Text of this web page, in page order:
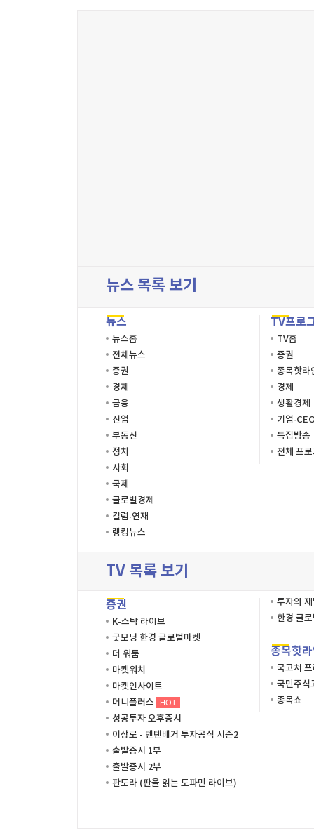
뉴스 목록 보기
뉴스
뉴스홈
전체뉴스
증권
경제
금융
산업
부동산
정치
사회
국제
글로벌경제
칼럼·연재
랭킹뉴스
TV프로
TV홈
증권
종목핫라
경제
생활경제
기업
특집방송
전체 프
TV 목록 보기
증권
K-스탁 라이브
굿모닝 한경 글로벌마켓
더 워룸
마켓워치
마켓인사이트
머니플러스
HOT
성공투자 오후증시
이상로 - 텐텐배거 투자공식 시즌2
출발증시 1부
출발증시 2부
판도라 (판을 읽는 도파민 라이브)
투자의
한경 글
종목핫
국고처
국민주식
종목쇼